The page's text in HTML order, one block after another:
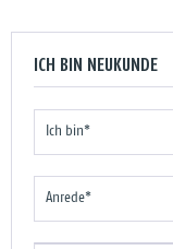
ICH BIN NEUKUNDE